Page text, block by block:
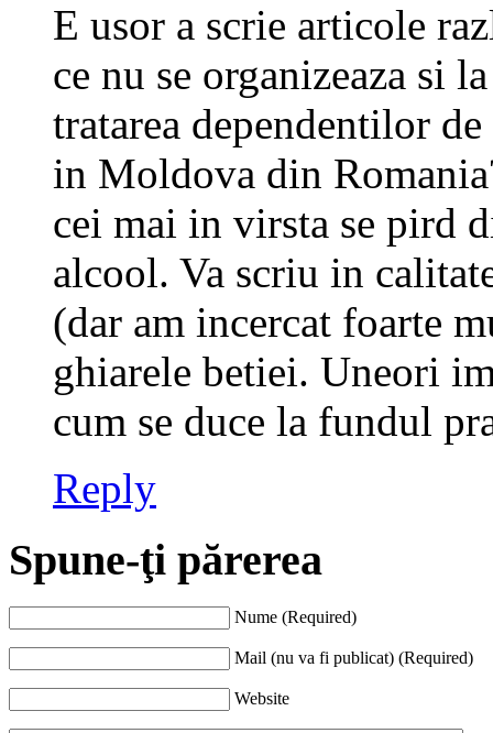
E usor a scrie articole
ce nu se organizeaza si
tratarea dependentilor
in Moldova din
cei mai in virsta se pird
alcool. Va scriu in
(dar am incercat foarte
ghiarele betiei. Uneori
cum se duce la fundul
Reply
Spune-ţi părerea
Nume (Required)
Mail (nu va fi publicat) (Required)
Website